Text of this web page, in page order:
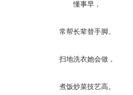
懂事早，
常帮长辈替手脚。
扫地洗衣她会做，
煮饭炒菜技艺高。